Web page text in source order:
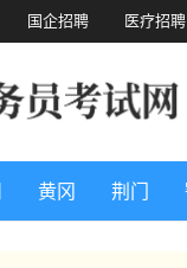
国企招聘 医疗招聘
黄冈 荆门